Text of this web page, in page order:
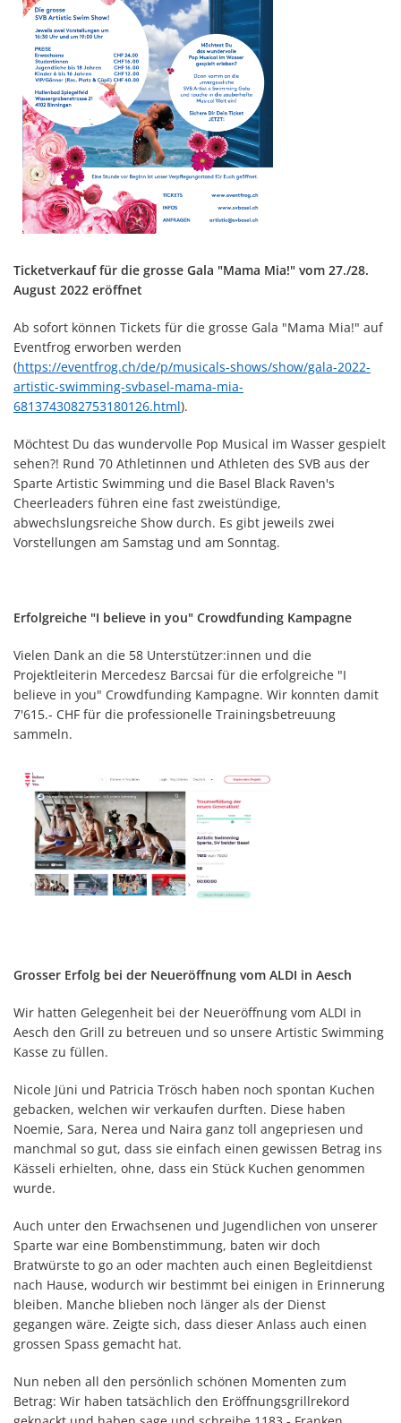
Ticketverkauf für die grosse Gala "Mama Mia!" vom 27./28.
August 2022 eröffnet
Ab sofort können Tickets für die grosse Gala "Mama Mia!" auf
Eventfrog erworben werden
(https://eventfrog.ch/de/p/musicals-shows/show/gala-2022-
artistic-swimming-svbasel-mama-mia-
6813743082753180126.html).
Möchtest Du das wundervolle Pop Musical im Wasser gespielt
sehen?! Rund 70 Athletinnen und Athleten des SVB aus der
Sparte Artistic Swimming und die Basel Black Raven's
Cheerleaders führen eine fast zweistündige,
abwechslungsreiche Show durch. Es gibt jeweils zwei
Vorstellungen am Samstag und am Sonntag.
Erfolgreiche "I believe in you" Crowdfunding Kampagne
Vielen Dank an die 58 Unterstützer:innen und die
Projektleiterin Mercedesz Barcsai für die erfolgreiche "I
believe in you" Crowdfunding Kampagne. Wir konnten damit
7'615.- CHF für die professionelle Trainingsbetreuung
sammeln.
Grosser Erfolg bei der Neueröffnung vom ALDI in Aesch
Wir hatten Gelegenheit bei der Neueröffnung vom ALDI in
Aesch den Grill zu betreuen und so unsere Artistic Swimming
Kasse zu füllen.
Nicole Jüni und Patricia Trösch haben noch spontan Kuchen
gebacken, welchen wir verkaufen durften. Diese haben
Noemie, Sara, Nerea und Naira ganz toll angepriesen und
manchmal so gut, dass sie einfach einen gewissen Betrag ins
Kässeli erhielten, ohne, dass ein Stück Kuchen genommen
wurde.
Auch unter den Erwachsenen und Jugendlichen von unserer
Sparte war eine Bombenstimmung, baten wir doch
Bratwürste to go an oder machten auch einen Begleitdienst
nach Hause, wodurch wir bestimmt bei einigen in Erinnerung
bleiben. Manche blieben noch länger als der Dienst
gegangen wäre. Zeigte sich, dass dieser Anlass auch einen
grossen Spass gemacht hat.
Nun neben all den persönlich schönen Momenten zum
Betrag: Wir haben tatsächlich den Eröffnungsgrillrekord